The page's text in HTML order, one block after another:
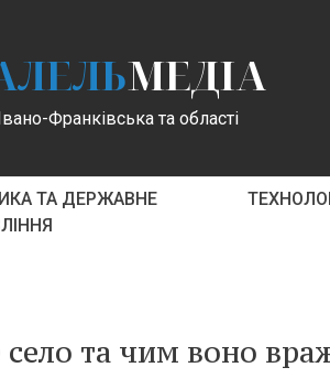
МЕДІА
Франківська та області
ТА ДЕРЖАВНЕ
та чим воно